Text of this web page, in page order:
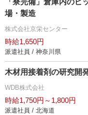
「寮完備」倉庫内のピ
場・製造
株式会社京栄センター
時給1,650円
派遣社員 / 神奈川県
木材用接着剤の研究開
WDB株式会社
時給1,750円～1,800円
派遣社員 / 北海道